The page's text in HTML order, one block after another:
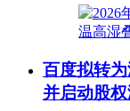
百度拟转
并启动股